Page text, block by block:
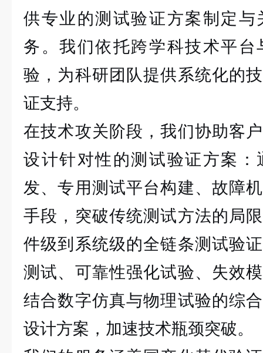
供专业的测试验证方案制定与
务。我们依托跨学科技术平
验，为科研团队提供系统化的
证支持。
在技术攻关阶段，我们协助客
设计针对性的测试验证方案：
发、专用测试平台构建、故障
手段，突破传统测试方法的局
件级到系统级的全链条测试验
测试、可靠性强化试验、失效
结合数字仿真与物理试验的综
设计方案，加速技术瓶颈突破。